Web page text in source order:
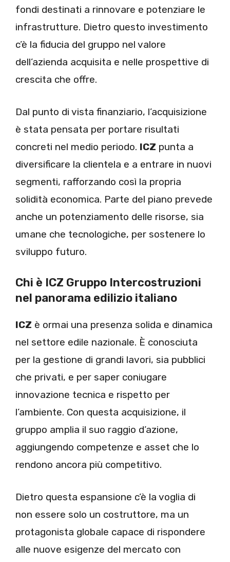
fondi destinati a rinnovare e potenziare le
infrastrutture. Dietro questo investimento
c’è la fiducia del gruppo nel valore
dell’azienda acquisita e nelle prospettive di
crescita che offre.
Dal punto di vista finanziario, l’acquisizione
è stata pensata per portare risultati
concreti nel medio periodo. ICZ punta a
diversificare la clientela e a entrare in nuovi
segmenti, rafforzando così la propria
solidità economica. Parte del piano prevede
anche un potenziamento delle risorse, sia
umane che tecnologiche, per sostenere lo
sviluppo futuro.
Chi è ICZ Gruppo Intercostruzioni
nel panorama edilizio italiano
ICZ è ormai una presenza solida e dinamica
nel settore edile nazionale. È conosciuta
per la gestione di grandi lavori, sia pubblici
che privati, e per saper coniugare
innovazione tecnica e rispetto per
l’ambiente. Con questa acquisizione, il
gruppo amplia il suo raggio d’azione,
aggiungendo competenze e asset che lo
rendono ancora più competitivo.
Dietro questa espansione c’è la voglia di
non essere solo un costruttore, ma un
protagonista globale capace di rispondere
alle nuove esigenze del mercato con